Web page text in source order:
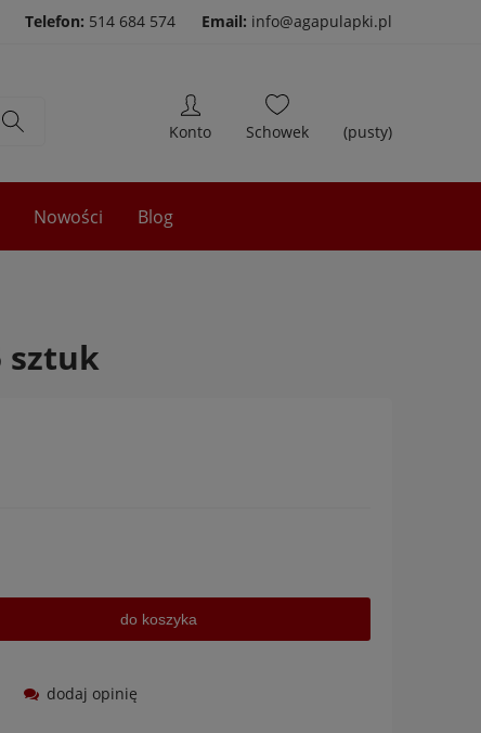
Telefon: 514 684 574 Email: info@agapulapki.pl
(pusty)
Nowości Blog
sztuk
do koszyka
dodaj opinię